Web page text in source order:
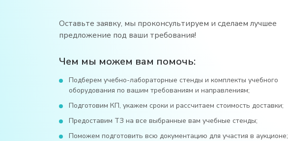
Оставьте заявку, мы проконсультируем и сделаем лучшее
предложение под ваши требования!
Чем мы можем вам помочь:
Подберем учебно-лабораторные стенды и комплекты учебного
оборудования по вашим требованиям и направлениям;
Подготовим КП, укажем сроки и рассчитаем стоимость доставки;
Предоставим ТЗ на все выбранные вам учебные стенды;
Поможем подготовить всю документацию для участия в аукционе;